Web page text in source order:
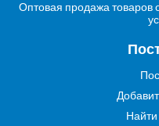
Оптовая продажа товаров
Найти